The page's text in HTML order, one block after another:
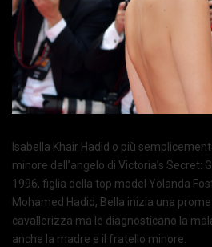
Isabella Khair Hadid o più
minore dell’angelo di Victoria’s Secret:
1996, figlia della top model Yolanda
Mohamed Hadid, Bella inizia una
cavallerizza ma le diagnosticano la
anche la madre e il fratello minore.